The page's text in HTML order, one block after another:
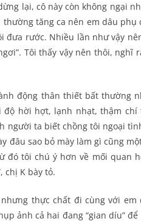
lại, cô này còn không ngại
thường tăng ca nên em dâu
rước. Nhiều lần như vậy
Tôi thấy vậy nên thôi,
động thân thiết bất thường
độ hời hợt, lạnh nhạt, thậm
người ta biết chồng tôi ngoại
đâu sao bỏ mày làm gì cũng
đó tôi chú ý hơn về mối quan
chị K bày tỏ.
thực chất đi cùng với em
ảnh cả hai đang “gian díu”